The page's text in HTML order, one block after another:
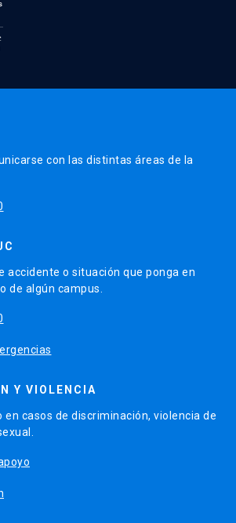
con las distintas áreas de la
accidente o situación que ponga en
de algún campus.
Y VIOLENCIA
en casos de discriminación, violencia de